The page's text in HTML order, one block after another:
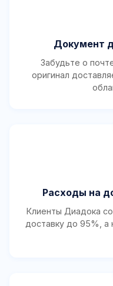
Документ
Забудьте о
оригинал
Расходы на
Клиенты Диадока
доставку до 95%, а